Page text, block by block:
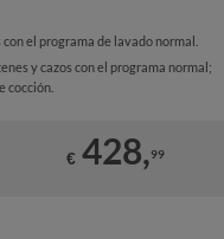
el programa de lavado normal.
y cazos con el programa normal;
cocción.
€ 428,99